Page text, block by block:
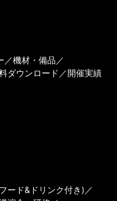
機材・備品
ダウンロード 開催実績
ード&ドリンク付き)